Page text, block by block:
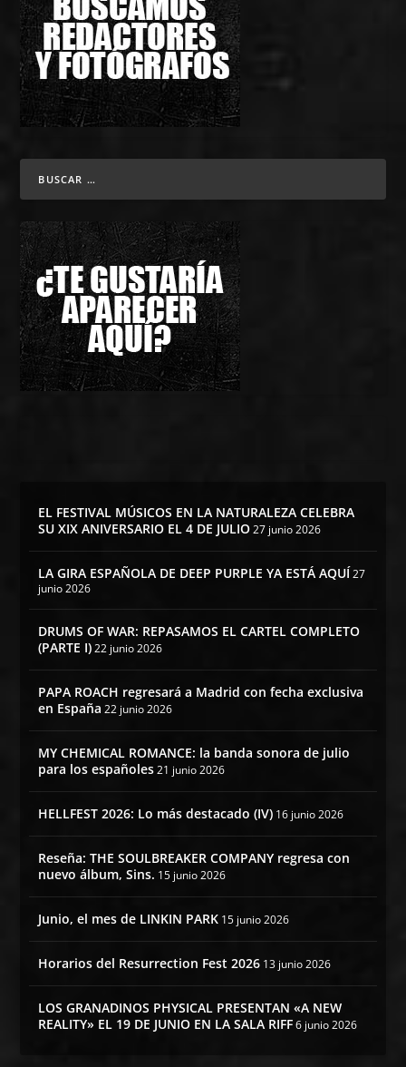
EL FESTIVAL MÚSICOS EN LA NATURALEZA CELEBRA
SU XIX ANIVERSARIO EL 4 DE JULIO 27 junio 2026
LA GIRA ESPAÑOLA DE DEEP PURPLE YA ESTÁ AQUÍ27
junio 2026
DRUMS OF WAR: REPASAMOS EL CARTEL COMPLETO
(PARTE I) 22 junio 2026
PAPA ROACH regresará a Madrid con fecha exclusiva
en España 22 junio 2026
MY CHEMICAL ROMANCE: la banda sonora de julio
para los españoles 21 junio 2026
HELLFEST 2026: Lo más destacado (IV) 16 junio 2026
Reseña: THE SOULBREAKER COMPANY regresa con
nuevo álbum, Sins. 15 junio 2026
Junio, el mes de LINKIN PARK 15 junio 2026
Horarios del Resurrection Fest 2026 13 junio 2026
LOS GRANADINOS PHYSICAL PRESENTAN «A NEW
REALITY» EL 19 DE JUNIO EN LA SALA RIFF 6 junio 2026